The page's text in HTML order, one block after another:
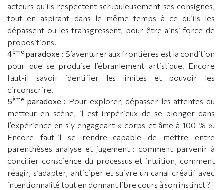
acteurs qu’ils respectent scrupuleusement ses consignes,
tout en aspirant dans le même temps à ce qu’ils les
dépassent ou les transgressent, pour être ainsi force de
propositions.
4ème paradoxe : S’aventurer aux frontières est la condition
pour que se produise l’ébranlement artistique. Encore
faut-il savoir identifier les limites et pouvoir les
circonscrire.
5ème paradoxe : Pour explorer, dépasser les attentes du
metteur en scène, il est impérieux de se plonger dans
l’expérience en s’y engageant « corps et âme à 100 % ».
Encore faut-il se rendre capable de mettre entre
parenthèses analyse et jugement : comment parvenir à
concilier conscience du processus et intuition, comment
réagir, s’adapter, anticiper et suivre un canal créatif avec
intentionnalité tout en donnant libre cours à son instinct ?